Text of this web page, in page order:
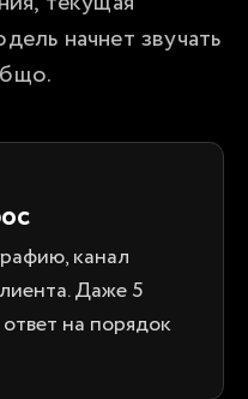
начнет звучать
канал
Даже 5
на порядок